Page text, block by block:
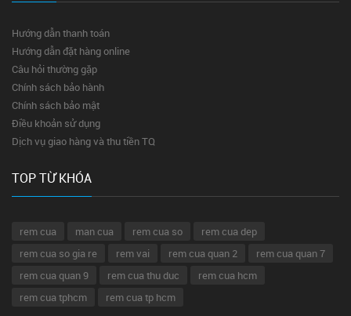
Hướng dẫn thanh toán
Hướng dẫn đặt hàng online
Câu hỏi thường gặp
Chính sách bảo hành
Chính sách bảo mật
Điều khoản sử dụng
Dịch vụ giao hàng và thu tiền TQ
TOP TỪ KHÓA
rem cua man cua rem cua so
rem cua dep
rem cua so gia re
rem vai rem cua quan 2
rem cua quan 7
rem cua quan 9
rem cua thu duc
rem cua hcm
rem cua tphcm
rem cua tp hcm